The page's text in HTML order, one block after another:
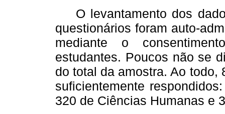
O levantamento dos
questionários foram auto-
mediante o
estudantes. Poucos não se
do total da amostra. Ao todo,
suficientemente
320 de Ciências Humanas e